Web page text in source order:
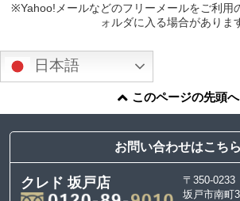
※Yahoo!メールなどのフリーメールをご利用
ォルダに入る場合がありま
日本語
このページの先頭へ
お問い合わせはこちら
クレド 坂戸店
〒350-0233
坂戸市南町